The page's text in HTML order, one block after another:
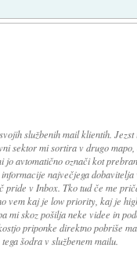
službenih mail klientih. Jezst
sektor mi sortira v drugo mapo,
jo avtomatično označi kot
največjega
pride v Inbox. Tko tud če me
vem kaj je low priority, kaj je
mi skoz pošilja neke videe in
priponke direktno pobriše
šodra v službenem mailu.